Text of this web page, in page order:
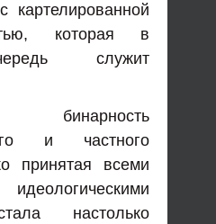
картелированной
которая в
служит
и частного
принятая всеми
настолько